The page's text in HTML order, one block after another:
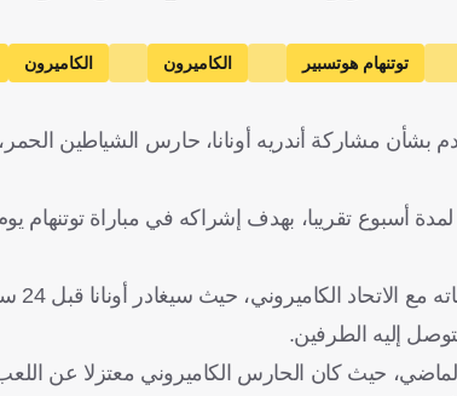
توتنهام هوتسبير الكاميرون الكاميرون
بشأن مشاركة أندريه أونانا، حارس الشياطين
"
إليه الطرفين.
الماضي، حيث كان الحارس الكاميروني معتزلا عن